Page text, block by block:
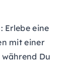
Erlebe eine
mit einer
Du